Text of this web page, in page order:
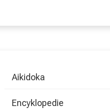
Aikidoka
Encyklopedie